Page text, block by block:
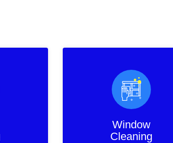
Window
Cleaning